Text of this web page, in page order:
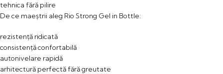
tehnica fără pilire
De ce maeștrii aleg Rio Strong Gel in Bottle:
rezistență ridicată
consistență confortabilă
autonivelare rapidă
arhitectură perfectă fără greutate